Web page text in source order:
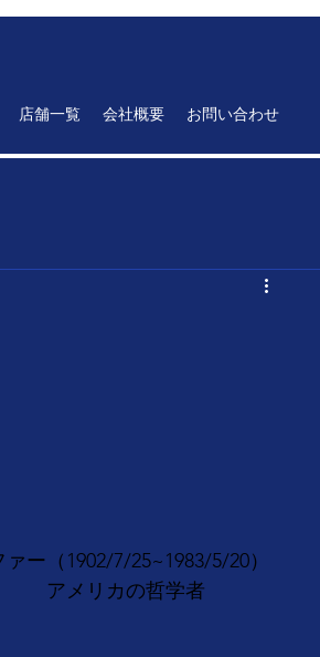
店舗一覧 会社概要 お問い合わせ
5/20）
学者